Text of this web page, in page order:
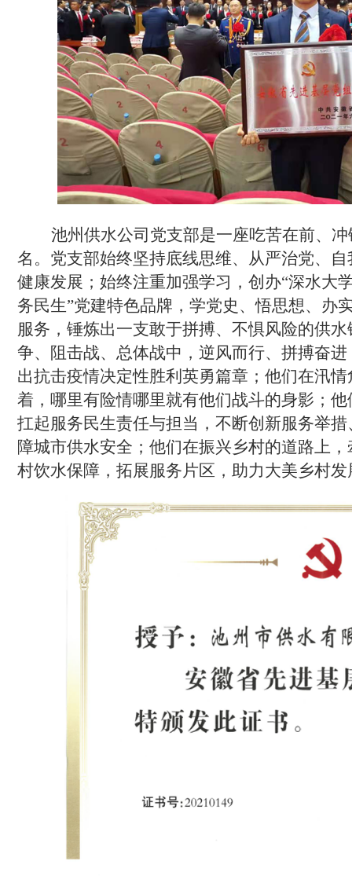
池州供水公司党支部是一座吃苦在前、
名。党支部始终坚持底线思维、从严治党、
健康发展 ； 始终注重加强学习，创办“深水大
务民生”党建特色品牌，学党史、悟思想、办
服务，锤炼出一支敢于拼搏、不惧风险的供
争、阻击战、总体战中，逆风而行、拼搏奋
出抗击疫情决定性胜利英勇篇章 ； 他们在汛
着，哪里有险情哪里就有他们战斗的身影 ； 他
扛起服务民生责任与担当，不断创新服务举
障城市供水安全 ； 他们在振兴乡村的道路上
村饮水保障，拓展服务片区，助力大美乡村发